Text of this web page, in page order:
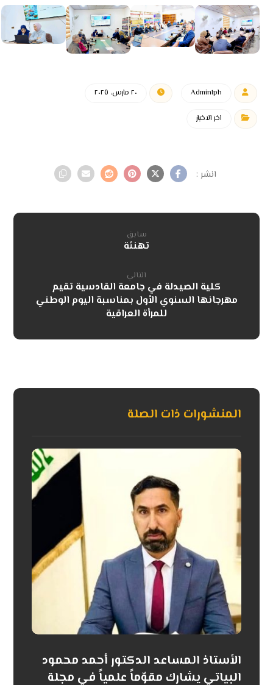
Admin١ph ٢٠ مارس، ٢٠٢٥
اخر الاخبار
سابق
تهنئة
التالي
كلية الصيدلة في جامعة القادسية تقيم
مهرجانها السنوي الأول بمناسبة اليوم الوطني
للمرأة العراقية
المنشورات ذات الصلة
الأستاذ المساعد الدكتور أحمد محمود
البياتي يشارك مقوّماً علمياً في مجلة